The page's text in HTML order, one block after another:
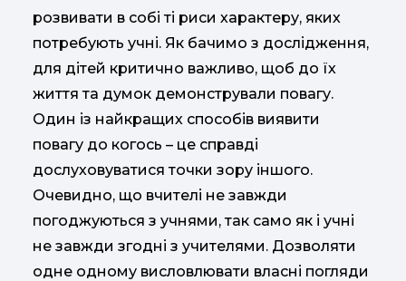
розвивати в собі ті риси характеру, яких
потребують учні. Як бачимо з дослідження,
для дітей критично важливо, щоб до їх
життя та думок демонстрували повагу.
Один із найкращих способів виявити
повагу до когось – це справді
дослуховуватися точки зору іншого.
Очевидно, що вчителі не завжди
погоджуються з учнями, так само як і учні
не завжди згодні з учителями. Дозволяти
одне одному висловлювати власні погляди